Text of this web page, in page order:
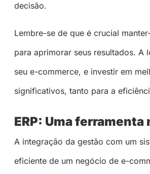
decisão.
Lembre-se de que é crucial
para aprimorar seus resultados. A
seu e-commerce, e investir em
significativos, tanto para a
ERP: Uma ferramenta
A integração da gestão com um
eficiente de um negócio de e-